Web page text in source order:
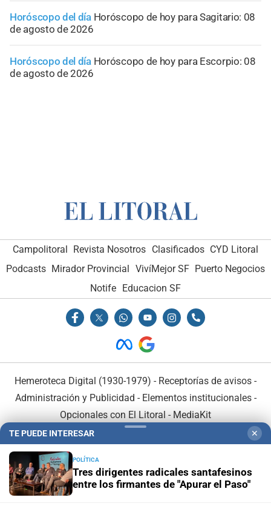
Horóscopo del día Horóscopo de hoy para Sagitario: 08
de agosto de 2026
Horóscopo del día Horóscopo de hoy para Escorpio: 08
de agosto de 2026
Campolitoral Revista Nosotros Clasificados CYD Litoral
Podcasts Mirador Provincial VivíMejor SF Puerto Negocios
Notife Educacion SF
Hemeroteca Digital (1930-1979) - Receptorías de avisos -
Administración y Publicidad - Elementos institucionales-
Opcionales con El Litoral - MediaKit
TE PUEDE INTERESAR ✕
POLÍTICA
Tres dirigentes radicales santafesinos
entre los firmantes de "Apurar el Paso"